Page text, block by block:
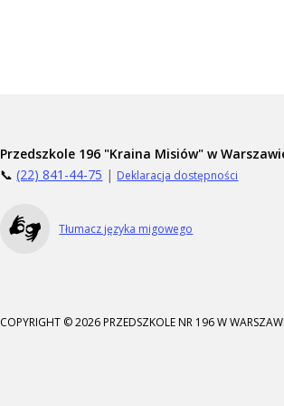
Przedszkole 196 "Kraina Misiów" w
📞(22) 841-44-75 | Deklaracja dostępności
Tłumacz języka migowego
COPYRIGHT © 2026 PRZEDSZKOLE NR 196 W